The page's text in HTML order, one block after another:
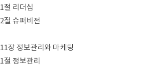
1절 리더십
2절 슈퍼비전
11장 정보관리와 마케팅
1절 정보관리